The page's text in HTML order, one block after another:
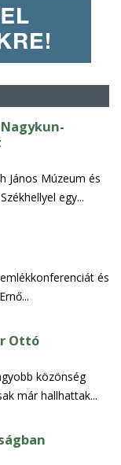
János Múzeum és
egy...
és
Ottó
közönség
már hallhattak...